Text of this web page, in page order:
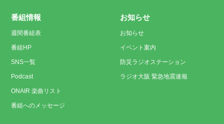
番組情報
週間番組表
番組HP
SNS一覧
Podcast
ONAIR 楽曲リスト
番組へのメッセージ
お知らせ
お知らせ
イベント案内
防災ラジオステーション
ラジオ大阪 緊急地震速報